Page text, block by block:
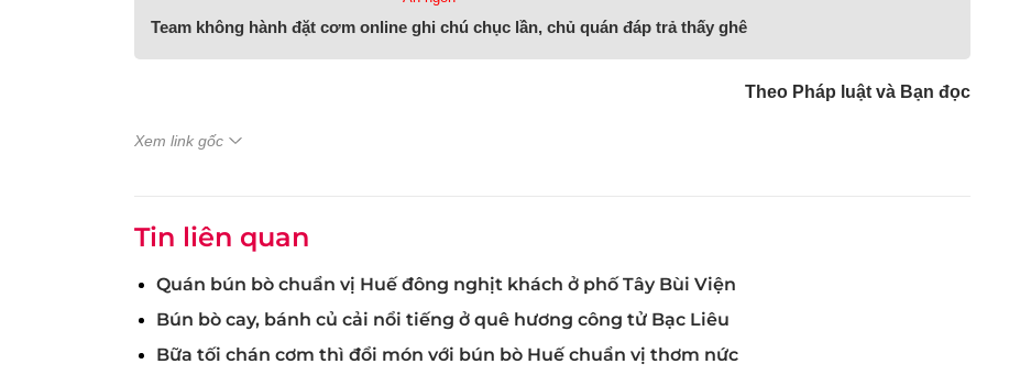
Team không hành đặt cơm online ghi chú chục lần, chủ quán đáp trả thấy ghê
Theo Pháp luật và Bạn đọc
Xem link gốc
Tin liên quan
Quán bún bò chuẩn vị Huế đông nghịt khách ở phố Tây Bùi Viện
Bún bò cay, bánh củ cải nổi tiếng ở quê hương công tử Bạc Liêu
Bữa tối chán cơm thì đổi món với bún bò Huế chuẩn vị thơm nức